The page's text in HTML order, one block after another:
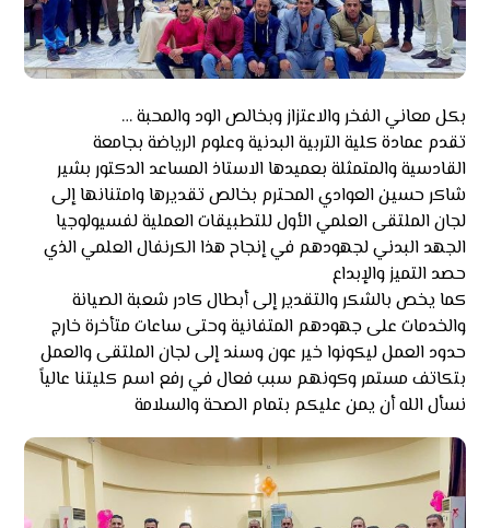
بكل معاني الفخر والاعتزاز وبخالص الود والمحبة …
تقدم عمادة كلية التربية البدنية وعلوم الرياضة بجامعة
القادسية والمتمثلة بعميدها الاستاذ المساعد الدكتور بشير
شاكر حسين العوادي المحترم بخالص تقديرها وامتنانها إلى
لجان الملتقى العلمي الأول للتطبيقات العملية لفسيولوجيا
الجهد البدني لجهودهم في إنجاح هذا الكرنفال العلمي الذي
حصد التميز والإبداع
كما يخص بالشكر والتقدير إلى أبطال كادر شعبة الصيانة
والخدمات على جهودهم المتفانية وحتى ساعات متأخرة خارج
حدود العمل ليكونوا خير عون وسند إلى لجان الملتقى والعمل
بتكاتف مستمر وكونهم سبب فعال في رفع اسم كليتنا عالياً
نسأل الله أن يمن عليكم بتمام الصحة والسلامة